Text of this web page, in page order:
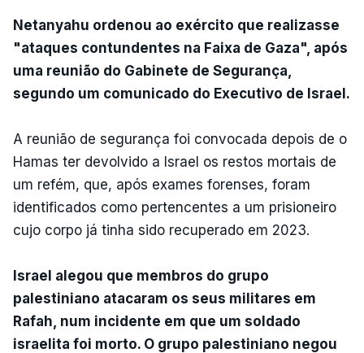
Netanyahu ordenou ao exército que realizasse
"ataques contundentes na Faixa de Gaza", após
uma reunião do Gabinete de Segurança,
segundo um comunicado do Executivo de Israel.
A reunião de segurança foi convocada depois de o
Hamas ter devolvido a Israel os restos mortais de
um refém, que, após exames forenses, foram
identificados como pertencentes a um prisioneiro
cujo corpo já tinha sido recuperado em 2023.
Israel alegou que membros do grupo
palestiniano atacaram os seus militares em
Rafah, num incidente em que um soldado
israelita foi morto. O grupo palestiniano negou